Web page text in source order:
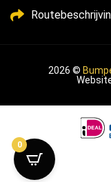
2026 ©
0